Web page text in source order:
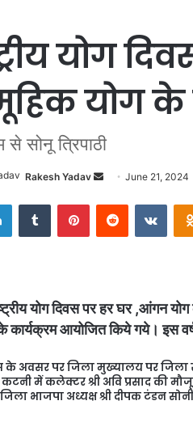
योग
योग के
सोनू त्रिपाठी
Rakesh Yadav
n
d
m
a
l
June 21, 2024
योग दिवस पर हर घर ,आंगन
कार्यक्रम आयोजित किये गये। इस
के अवसर पर जिला मुख्यालय पर
में कलेक्टर श्री अवि प्रसाद की
भाजपा अध्यक्ष श्री दीपक टंडन